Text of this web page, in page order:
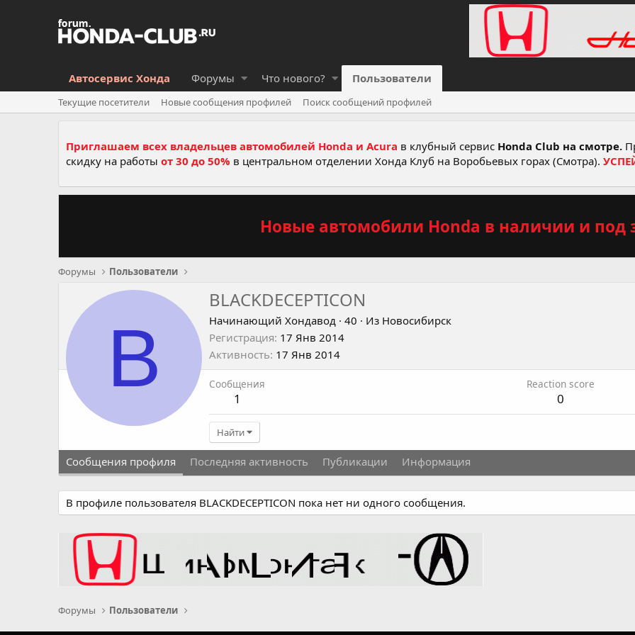
Автосервис Хонда Форумы Что нового? Пользователи
Текущие посетители Новые сообщения профилей Поиск сообщений профилей
Приглашаем всех владельцев автомобилей Honda и Acura в клубный сервис Honda Club на смотре.
скидку на работы от 30 до 50% в центральном отделении Хонда Клуб на Воробьевых горах (Смотра).
Новые автомобили Honda в наличии и под
Форумы Пользователи
B
BLACKDECEPTICON
Начинающий Хондавод · 40 · Из Новосибирск
Регистрация 17 Янв 2014
Активность 17 Янв 2014
Сообщения
1
Reaction score
0
Найти
Сообщения профиля Последняя активность Публикации Информация
В профиле пользователя BLACKDECEPTICON пока нет ни одного сообщения.
Форумы Пользователи